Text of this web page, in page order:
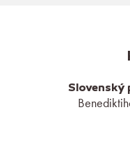
Slovenský